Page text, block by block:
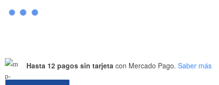
Hasta 12 pagos sin tarjeta con Mercado Pago. Saber más